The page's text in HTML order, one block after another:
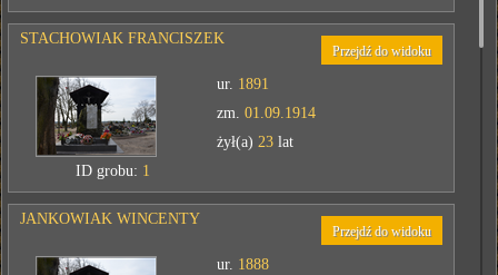
STACHOWIAK FRANCISZEK
Przejdź do widoku
ur. 1891
zm.01.09.1914
żył(a)23 lat
ID grobu: 1
JANKOWIAK WINCENTY
Przejdź do widoku
ur. 1888